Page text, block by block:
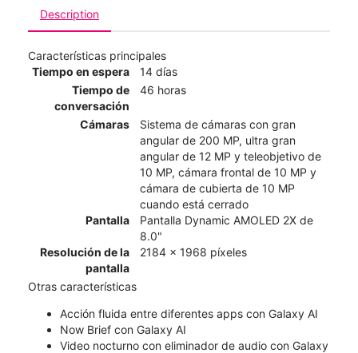
Description
Características principales
Tiempo en espera
14 días
Tiempo de
conversación
46 horas
Cámaras
Sistema de cámaras con gran
angular de 200 MP, ultra gran
angular de 12 MP y teleobjetivo de
10 MP, cámara frontal de 10 MP y
cámara de cubierta de 10 MP
cuando está cerrado
Pantalla
Pantalla Dynamic AMOLED 2X de
8.0"
Resolución de la
pantalla
2184 x 1968 píxeles
Otras características
Acción fluida entre diferentes apps con Galaxy AI
Now Brief con Galaxy AI
Video nocturno con eliminador de audio con Galaxy